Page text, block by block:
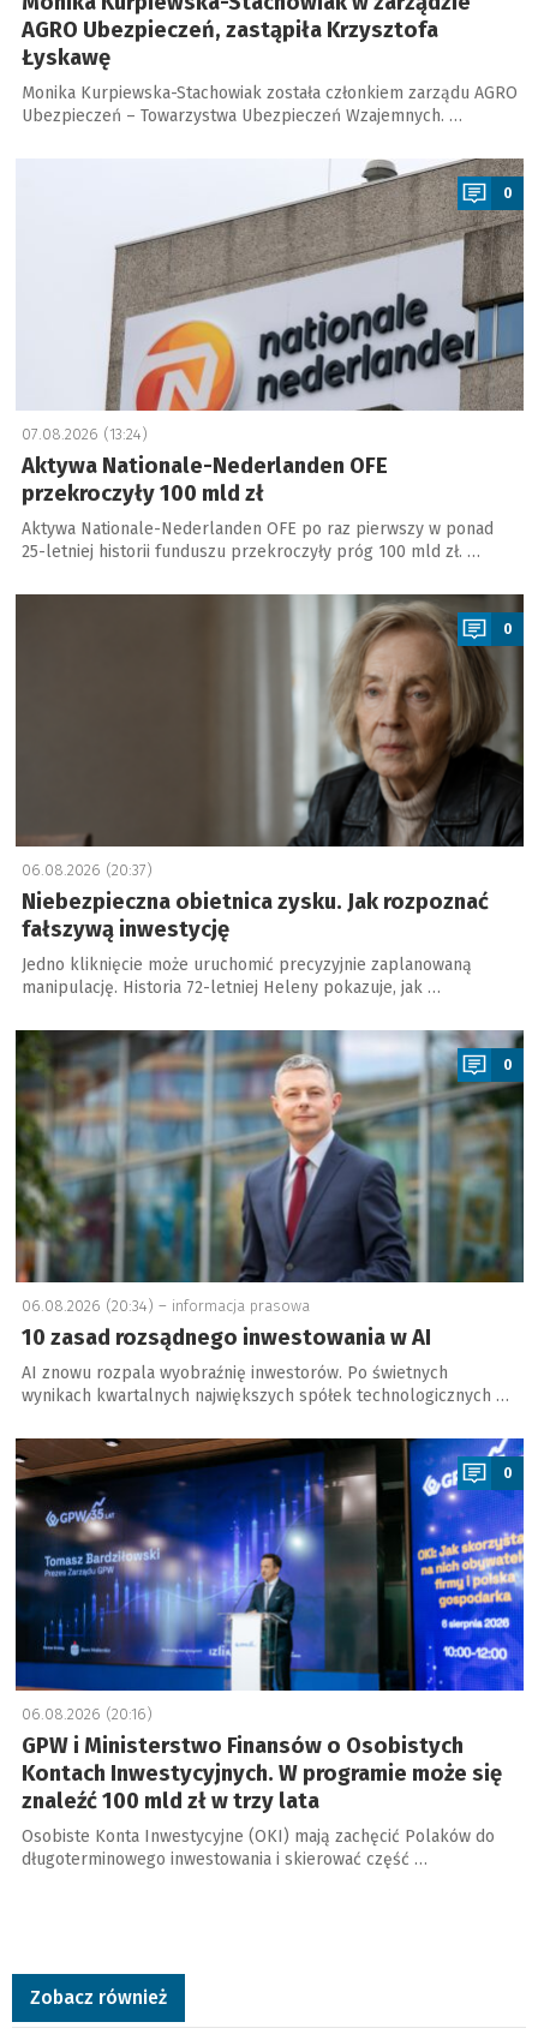
AGRO Ubezpieczeń, zastąpiła Krzysztofa
Łyskawę
Monika Kurpiewska-Stachowiak została członkiem zarządu AGRO
Ubezpieczeń – Towarzystwa Ubezpieczeń Wzajemnych. …
0
07.08.2026 (13:24)
Aktywa Nationale-Nederlanden OFE
przekroczyły 100 mld zł
Aktywa Nationale-Nederlanden OFE po raz pierwszy w ponad
25-letniej historii funduszu przekroczyły próg 100 mld zł. …
a
0
06.08.2026 (20:37)
Niebezpieczna obietnica zysku. Jak rozpoznać
fałszywą inwestycję
Jedno kliknięcie może uruchomić precyzyjnie zaplanowaną
manipulację. Historia 72-letniej Heleny pokazuje, jak …
a
0
06.08.2026 (20:34) – informacja prasowa
10 zasad rozsądnego inwestowania w AI
AI znowu rozpala wyobraźnię inwestorów. Po świetnych
wynikach kwartalnych największych spółek technologicznych …
a
0
06.08.2026 (20:16)
GPW i Ministerstwo Finansów o Osobistych
Kontach Inwestycyjnych. W programie może się
znaleźć 100 mld zł w trzy lata
Osobiste Konta Inwestycyjne (OKI) mają zachęcić Polaków do
długoterminowego inwestowania i skierować część …
Zobacz również